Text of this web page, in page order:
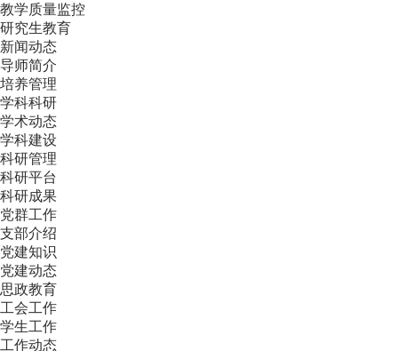
教学质量监控
研究生教育
新闻动态
导师简介
培养管理
学科科研
学术动态
学科建设
科研管理
科研平台
科研成果
党群工作
支部介绍
党建知识
党建动态
思政教育
工会工作
学生工作
工作动态